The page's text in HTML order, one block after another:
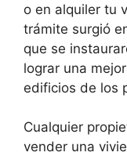
o en alquiler tu
trámite surgió
que se
lograr una
edificios de los
Cualquier
vender una